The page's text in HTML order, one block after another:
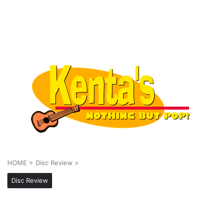
HOME > Disc Review >
Disc Review